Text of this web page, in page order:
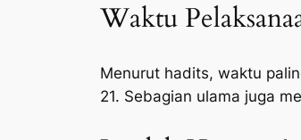
Waktu
Menurut hadits, waktu
21. Sebagian ulama juga